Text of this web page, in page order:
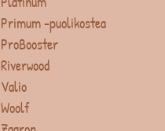
Primum -puolikostea
ProBooster
Riverwood
Valio
Woolf